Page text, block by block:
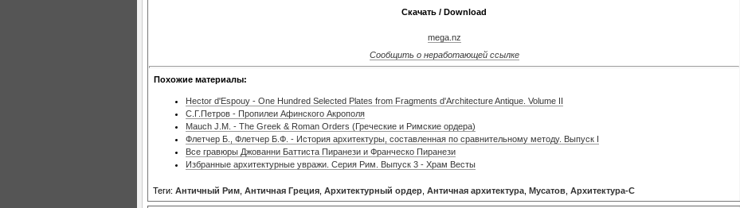
Скачать / Download
mega.nz
Сообщить о неработающей ссылке
Похожие материалы:
Hector d'Espouy - One Hundred Selected Plates from Fragments d'Architecture Antique. Volume II
С.Г.Петров - Пропилеи Афинского Акрополя
Mauch J.M. - The Greek & Roman Orders (Греческие и Римские ордера)
Флетчер Б., Флетчер Б.Ф. - История архитектуры, составленная по сравнительному методу. Выпуск I
Все гравюры Джованни Баттиста Пиранези и Франческо Пиранези
Избранные архитектурные увражи. Серия Рим. Выпуск 3 - Храм Весты
Теги: Античный Рим Античная Греция Архитектурный ордер Античная архитектура Мусатов Архитектура-С